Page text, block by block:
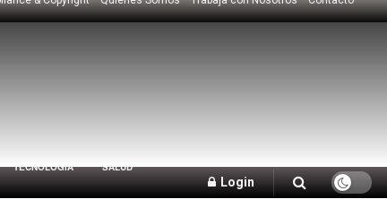
TECNOLOGÍA SALUD
Login